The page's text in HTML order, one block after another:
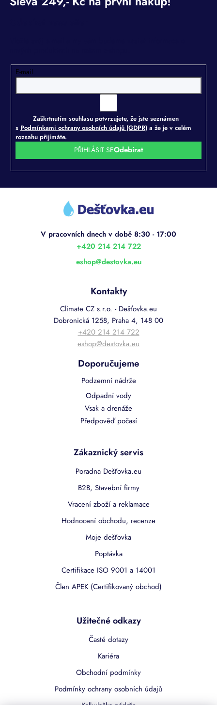
E-mail
Zaškrtnutím souhlasu potvrzujete, že jste seznámen
s Podmínkami ochrany osobních údajů (GDPR)a že je v celém
rozsahu přijímáte.
PŘIHLÁSIT SE
Z
eshop@destovka.eu
+420 214 214 722
Kontakty
Climate CZ s.r.o. - Dešťovka.eu
Dobronická 1258, Praha 4, 148 00
+420 214 214 722
eshop@destovka.eu
Doporučujeme
Podzemní nádrže
Odpadní vody
Vsak a drenáže
Předpověď počasí
Zákaznický servis
Poradna Dešťovka.eu
B2B, Stavební firmy
Vracení zboží a reklamace
Hodnocení obchodu, recenze
Moje dešťovka
Poptávka
Certifikace ISO 9001 a 14001
Člen APEK (Certifikovaný obchod)
Užitečné odkazy
Časté dotazy
Kariéra
Obchodní podmínky
Podmínky ochrany osobních údajů